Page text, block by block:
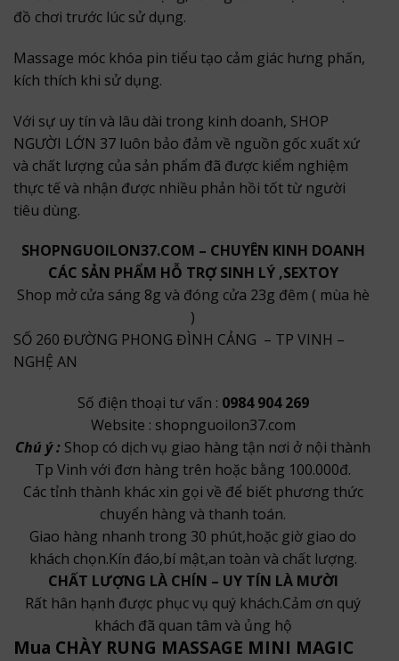
đồ chơi trước lúc sử dụng.
Massage móc khóa pin tiểu tạo cảm giác hưng phấn,
kích thích khi sử dụng.
Với sự uy tín và lâu dài trong kinh doanh, SHOP
NGƯỜI LỚN 37 luôn bảo đảm về nguồn gốc xuất xứ
và chất lượng của sản phẩm đã được kiểm nghiệm
thực tế và nhận được nhiều phản hồi tốt từ người
tiêu dùng.
SHOPNGUOILON37.COM – CHUYÊN KINH DOANH
CÁC SẢN PHẨM HỖ TRỢ SINH LÝ ,SEXTOY
Shop mở cửa sáng 8g và đóng cửa 23g đêm ( mùa hè
)
SỐ 260 ĐƯỜNG PHONG ĐÌNH CẢNG – TP VINH –
NGHỆ AN
Số điện thoại tư vấn : 0984 904 269
Website : shopnguoilon37.com
Chú ý : Shop có dịch vụ giao hàng tận nơi ở nội thành
Tp Vinh với đơn hàng trên hoặc bằng 100.000đ.
Các tỉnh thành khác xin gọi về để biết phương thức
chuyển hàng và thanh toán.
Giao hàng nhanh trong 30 phút,hoặc giờ giao do
khách chọn.Kín đáo,bí mật,an toàn và chất lượng.
CHẤT LƯỢNG LÀ CHÍN – UY TÍN LÀ MƯỜI
Rất hân hạnh được phục vụ quý khách.Cảm ơn quý
khách đã quan tâm và ủng hộ
Mua CHÀY RUNG MASSAGE MINI MAGIC